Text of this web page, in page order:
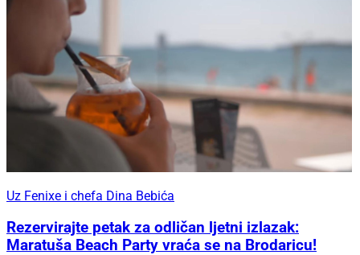
Uz Fenixe i chefa Dina Bebića
Rezervirajte petak za odličan ljetni izlazak:
Maratuša Beach Party vraća se na Brodaricu!